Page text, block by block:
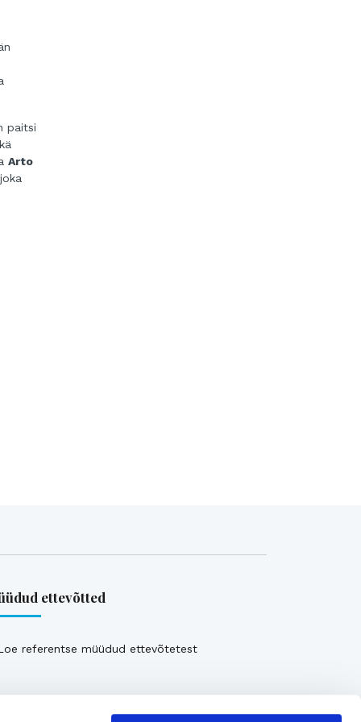
paitsi
Arto
ettevõtted
referentse müüdud ettevõtetest